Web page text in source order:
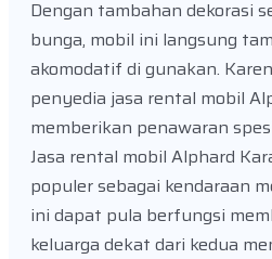
Dengan tambahan dekorasi
bunga, mobil ini langsung
akomodatif di gunakan.
penyedia jasa rental mobil
memberikan penawaran
Jasa rental mobil Alphard
populer sebagai kendaraan
ini dapat pula berfungsi
keluarga dekat dari kedua